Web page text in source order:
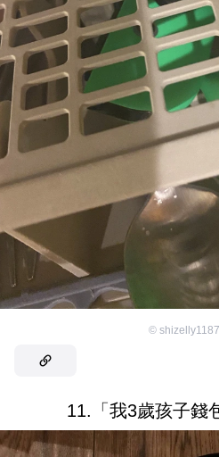
©
11.「我3歲孩子錢